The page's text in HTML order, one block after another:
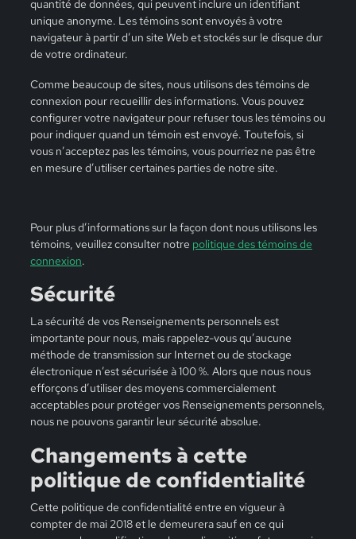
quantité de données, qui peuvent inclure un identifiant
unique anonyme. Les témoins sont envoyés à votre
navigateur à partir d’un site Web et stockés sur le disque dur
de votre ordinateur.
Comme beaucoup de sites, nous utilisons des témoins de
connexion pour recueillir des informations. Vous pouvez
configurer votre navigateur pour refuser tous les témoins ou
pour indiquer quand un témoin est envoyé. Toutefois, si
vous n’acceptez pas les témoins, vous pourriez ne pas être
en mesure d’utiliser certaines parties de notre site.
Pour plus d’informations sur la façon dont nous utilisons les
témoins, veuillez consulter notre politique des témoins de
connexion.
Sécurité
La sécurité de vos Renseignements personnels est
importante pour nous, mais rappelez-vous qu’aucune
méthode de transmission sur Internet ou de stockage
électronique n’est sécurisée à 100 %. Alors que nous nous
efforçons d’utiliser des moyens commercialement
acceptables pour protéger vos Renseignements personnels,
nous ne pouvons garantir leur sécurité absolue.
Changements à cette
politique de confidentialité
Cette politique de confidentialité entre en vigueur à
compter de mai 2018 et le demeurera sauf en ce qui